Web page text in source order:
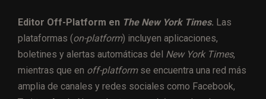
Editor Off-Platform en The New York Times. Las
plataformas (on-platform) incluyen aplicaciones,
boletines y alertas automáticas del New York Times,
mientras que en off-platformse encuentra una red más
amplia de canales y redes sociales como Facebook,